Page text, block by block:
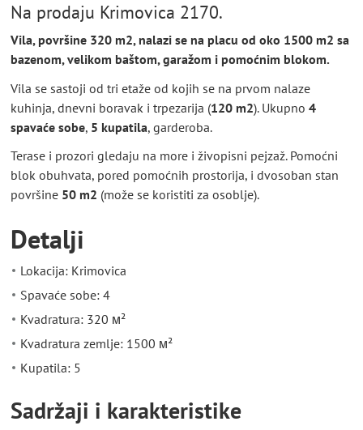
Na prodaju Krimovica 2170.
Vila, površine 320 m2, nalazi se na placu od oko 1500 m2 sa
bazenom, velikom baštom, garažom i pomoćnim blokom.
Vila se sastoji od tri etaže od kojih se na prvom nalaze
kuhinja, dnevni boravak i trpezarija (120 m2). Ukupno 4
spavaće sobe, 5 kupatila, garderoba.
Terase i prozori gledaju na more i živopisni pejzaž. Pomoćni
blok obuhvata, pored pomoćnih prostorija, i dvosoban stan
površine 50 m2 (može se koristiti za osoblje).
Detalji
Lokacija: Krimovica
Spavaće sobe: 4
Kvadratura: 320 м²
Kvadratura zemlje: 1500 м²
Kupatila: 5
Sadržaji i karakteristike